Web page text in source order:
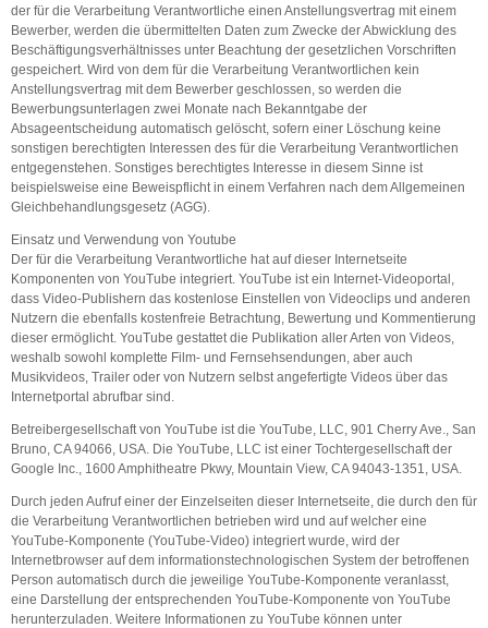
der für die Verarbeitung Verantwortliche einen Anstellungsvertrag mit einem
Bewerber, werden die übermittelten Daten zum Zwecke der Abwicklung des
Beschäftigungsverhältnisses unter Beachtung der gesetzlichen Vorschriften
gespeichert. Wird von dem für die Verarbeitung Verantwortlichen kein
Anstellungsvertrag mit dem Bewerber geschlossen, so werden die
Bewerbungsunterlagen zwei Monate nach Bekanntgabe der
Absageentscheidung automatisch gelöscht, sofern einer Löschung keine
sonstigen berechtigten Interessen des für die Verarbeitung Verantwortlichen
entgegenstehen. Sonstiges berechtigtes Interesse in diesem Sinne ist
beispielsweise eine Beweispflicht in einem Verfahren nach dem Allgemeinen
Gleichbehandlungsgesetz (AGG).
Einsatz und Verwendung von Youtube
Der für die Verarbeitung Verantwortliche hat auf dieser Internetseite
Komponenten von YouTube integriert. YouTube ist ein Internet-Videoportal,
dass Video-Publishern das kostenlose Einstellen von Videoclips und anderen
Nutzern die ebenfalls kostenfreie Betrachtung, Bewertung und Kommentierung
dieser ermöglicht. YouTube gestattet die Publikation aller Arten von Videos,
weshalb sowohl komplette Film- und Fernsehsendungen, aber auch
Musikvideos, Trailer oder von Nutzern selbst angefertigte Videos über das
Internetportal abrufbar sind.
Betreibergesellschaft von YouTube ist die YouTube, LLC, 901 Cherry Ave., San
Bruno, CA 94066, USA. Die YouTube, LLC ist einer Tochtergesellschaft der
Google Inc., 1600 Amphitheatre Pkwy, Mountain View, CA 94043-1351, USA.
Durch jeden Aufruf einer der Einzelseiten dieser Internetseite, die durch den für
die Verarbeitung Verantwortlichen betrieben wird und auf welcher eine
YouTube-Komponente (YouTube-Video) integriert wurde, wird der
Internetbrowser auf dem informationstechnologischen System der betroffenen
Person automatisch durch die jeweilige YouTube-Komponente veranlasst,
eine Darstellung der entsprechenden YouTube-Komponente von YouTube
herunterzuladen. Weitere Informationen zu YouTube können unter